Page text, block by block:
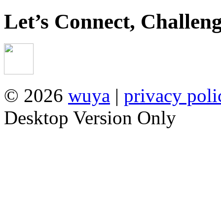
Let’s Connect,
© 2026 wuya | privacy
Desktop Version Only